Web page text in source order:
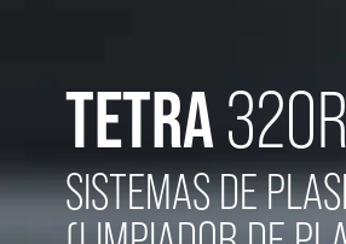
TETRA320R
SISTEMAS DE